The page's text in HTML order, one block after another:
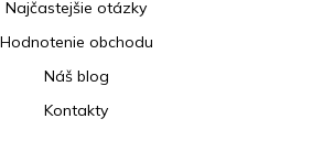
Najčastejšie otázky
Hodnotenie obchodu
Náš blog
Kontakty